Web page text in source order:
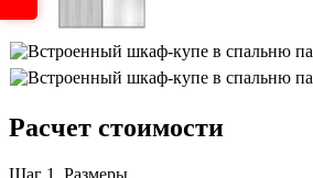
Расчет стоимости
Шаг 1. Размеры